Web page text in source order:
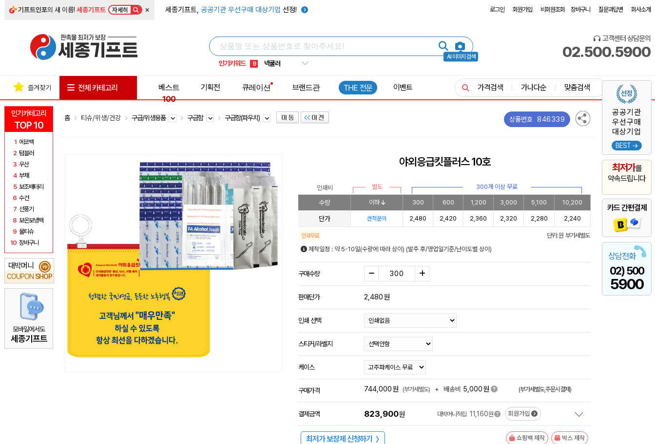
기프트인포의 새 이름!세종기프트 자세히 × 세종기프트, 공공기관 우선구매 대상기업 선정! 로그인 회원가입 비회원조회 장바구니 질문과답변 회사소개
AI 이미지 검색
인기키워드
5 키캡
8 쿨토시
9 넥쿨러
1 선풍기
고객센터 상담문의
02.500.5900
인기카테고리
TOP 10
1 에코백
2 텀블러
3 우산
4 부채
5 보조배터리
6 수건
7 선풍기
8 보온보냉백
9 물티슈
10 장바구니
대박머니
COUPON SHOP
₩
모바일에서도
세종기프트
공공기관
우선구매
대상기업
BEST →
최저가를
약속드립니다
카드 간편결제
상담전화
02) 500
5900
즐겨찾기 전체 카테고리
베스트
100
기획전 큐레이션 브랜드관 THE 전문 이벤트 가격검색 가나다순 맞춤검색
홈 티슈/위생/건강 구급/위생용품 구급함 구급함(파우치) 상품번호 846339
야외응급킷플러스 10호
인쇄비 별도 300개 이상 무료
수량 이하 300 600 1,200 3,000 5,100 10,200
단가 견적문의 2,480 2,420 2,360 2,320 2,280 2,240
인쇄무료
단위: 원 부가세별도
제작일정 : 약 5-10일(수량에 따라 상이) (발주 후/영업일기준/난이도별 상이)
구매수량
판매단가 2,480원
인쇄 선택
스티커/라벨지
케이스
구매가격 744,000원 (부가세별도) + 배송비 5,000원 (부가세별도,주문시결제)
결제금액 823,900원 대박머니적립 11,160원 회원가입
최저가 보장제 신청하기 〉 쇼핑백 제작 박스 제작